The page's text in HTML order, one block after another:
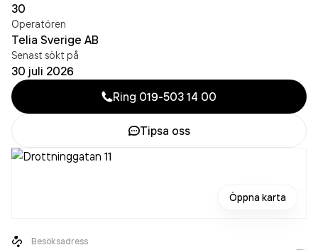
30
Operatören
Telia Sverige AB
Senast sökt på
30 juli 2026
Ring 019-503 14 00
Tipsa oss
Öppna karta
Besöksadress